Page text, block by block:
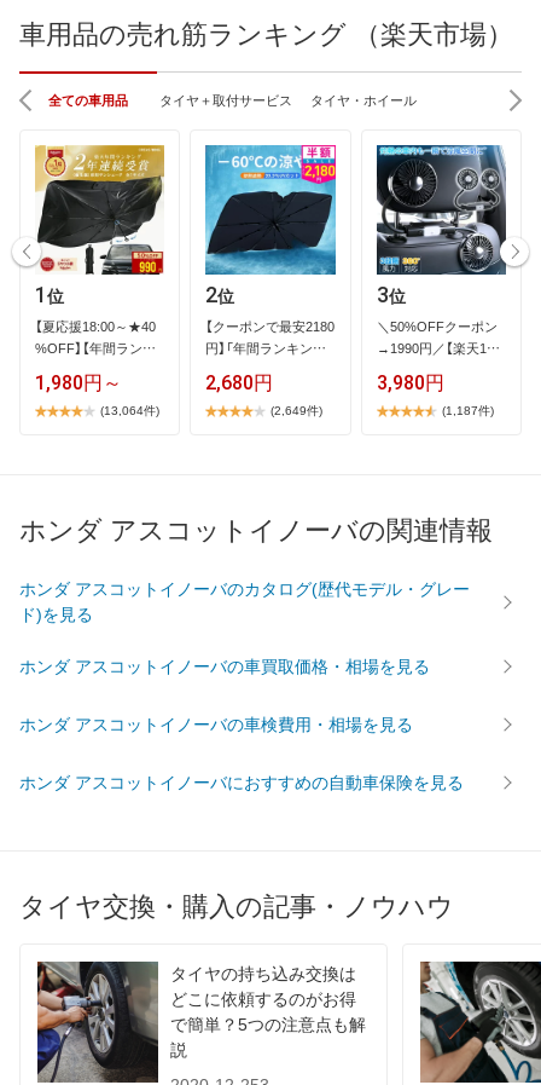
車用品の売れ筋ランキング （楽天市場）
全ての車用品 タイヤ＋取付サービス タイヤ・ホイール
1 位
【​夏​応​援​1​8​:​0​0​～​★​4​0​
%​O​F​F​】​【​年​間​ラ​ン​キ​
1,980円～
(13,064件)
2位
【​ク​ー​ポ​ン​で​最​安​2​1​8​0​
円​】​「​年​間​ラ​ン​キ​ン​…
2,680円
(2,649件)
3位
＼​5​0​%​O​F​F​ク​ー​ポ​ン​
→​1​9​9​0​円​／​【​楽​天​1​位​
3,980円
(1,187件)
ホンダ アスコットイノーバの関連情報
ホンダ アスコットイノーバのカタログ(歴代モデル・グレー
ド)を見る
ホンダ アスコットイノーバの車買取価格・相場を見る
ホンダ アスコットイノーバの車検費用・相場を見る
ホンダ アスコットイノーバにおすすめの自動車保険を見る
タイヤ交換・購入の記事・ノウハウ
タイヤの持ち込み交換は
どこに依頼するのがお得
で簡単？5つの注意点も解
説